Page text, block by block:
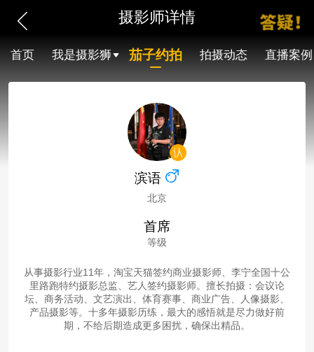
摄影师详情
首页 我是摄影狮 茄子约拍 拍摄动态 直播案例
滨语
北京
首席
等级
从事摄影行业11年，淘宝天猫签约商业摄影师、李宁全国十公
里路跑特约摄影总监、艺人签约摄影师。擅长拍摄：会议论
坛、商务活动、文艺演出、体育赛事、商业广告、人像摄影、
产品摄影等。十多年摄影历练，最大的感悟就是尽力做好前
期，不给后期造成更多困扰，确保出精品。